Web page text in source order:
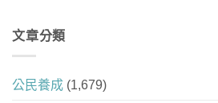
文章分類
公民養成 (1,679)